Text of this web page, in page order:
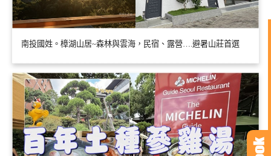
南投國姓。樟湖山居~森林與雲海，民宿、露營….避暑山莊首選